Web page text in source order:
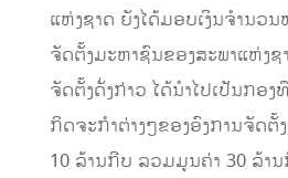
ແຫ່ງຊາດ ຍັງໄດ້ມອບເງິນຈຳນວ
ຈັດຕັ້ງມະຫາຊົນຂອງສະພາແຫ່ງຊ
ຈັດຕັ້ງດັ່ງກ່າວ ໄດ້ນຳໄປເປັນກອ
ກິດຈະກຳຕ່າງໆຂອງອົງການຈັດ
10 ລ້ານກີບ ລວມມູນຄ່າ 30 ລ້າ